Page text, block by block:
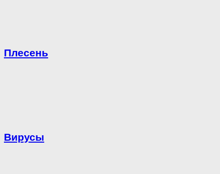
Плесень
Вирусы